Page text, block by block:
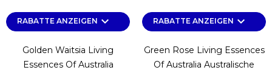
RABATTE ANZEIGEN keyboard_arrow_down
Golden Waitsia Living
Essences Of Australia
RABATTE ANZEIGEN keyboard_arrow_down
Green Rose Living Essences
Of Australia Australische